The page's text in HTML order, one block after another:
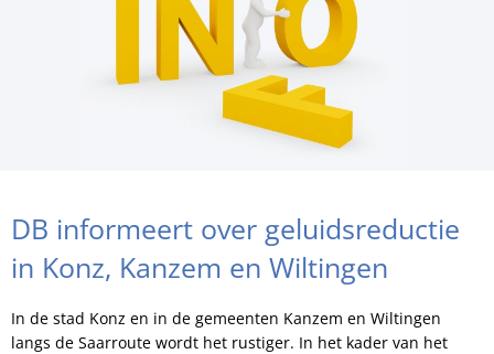
DB informeert over geluidsreductie
in Konz, Kanzem en Wiltingen
In de stad Konz en in de gemeenten Kanzem en Wiltingen
langs de Saarroute wordt het rustiger. In het kader van het